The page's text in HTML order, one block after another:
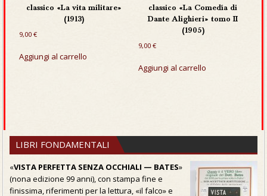
classico «La vita militare»
(1913)
9,00€
Aggiungi al carrello
classico «La Comedía di
Dante Alighieri» tomo II
(1905)
9,00 €
Aggiungi al carrello
LIBRI FONDAMENTALI
«VISTA PERFETTA SENZA OCCHIALI — BATES»
(nona edizione 99 anni), con stampa fine e
finissima, riferimenti per la lettura, «il falco» e